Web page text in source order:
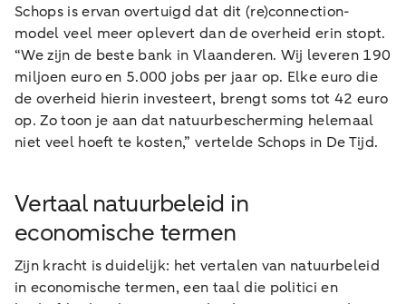
Schops is ervan overtuigd dat dit (re)connection-
model veel meer oplevert dan de overheid erin stopt.
“We zijn de beste bank in Vlaanderen. Wij leveren 190
miljoen euro en 5.000 jobs per jaar op. Elke euro die
de overheid hierin investeert, brengt soms tot 42 euro
op. Zo toon je aan dat natuurbescherming helemaal
niet veel hoeft te kosten,” vertelde Schops in De Tijd.
Vertaal natuurbeleid in
economische termen
Zijn kracht is duidelijk: het vertalen van natuurbeleid
in economische termen, een taal die politici en